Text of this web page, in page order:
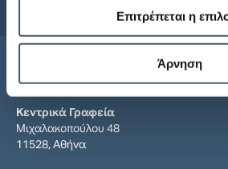
Επιτρέπεται η
Άρνηση
όρους χρήσηςκαι την πολιτική
Κεντρικά Γραφεία
Μιχαλακοπούλου 48
11528, Αθήνα